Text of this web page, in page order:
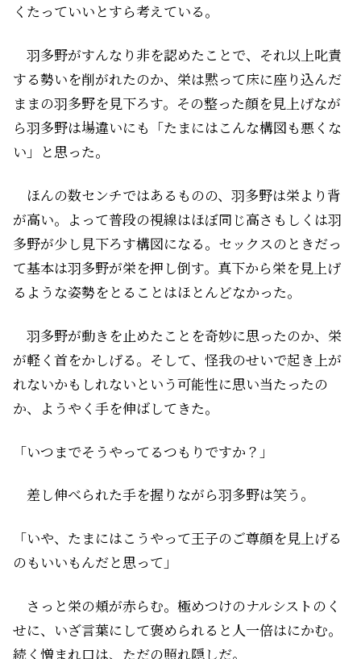
くたっていいとすら考えている。
羽多野がすんなり非を認めたことで、それ以上叱責
する勢いを削がれたのか、栄は黙って床に座り込んだ
ままの羽多野を見下ろす。その整った顔を見上げなが
ら羽多野は場違いにも「たまにはこんな構図も悪くな
い」と思った。
ほんの数センチではあるものの、羽多野は栄より背
が高い。よって普段の視線はほぼ同じ高さもしくは羽
多野が少し見下ろす構図になる。セックスのときだっ
て基本は羽多野が栄を押し倒す。真下から栄を見上げ
るような姿勢をとることはほとんどなかった。
羽多野が動きを止めたことを奇妙に思ったのか、栄
が軽く首をかしげる。そして、怪我のせいで起き上が
れないかもしれないという可能性に思い当たったの
か、ようやく手を伸ばしてきた。
「いつまでそうやってるつもりですか？」
差し伸べられた手を握りながら羽多野は笑う。
「いや、たまにはこうやって王子のご尊顔を見上げる
のもいいもんだと思って」
さっと栄の頬が赤らむ。極めつけのナルシストのく
せに、いざ言葉にして褒められると人一倍はにかむ。
続く憎まれ口は、ただの照れ隠しだ。